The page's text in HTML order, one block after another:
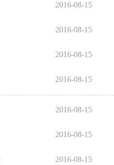
2016-08-15
2016-08-15
2016-08-15
2016-08-15
2016-08-15
2016-08-15
2016-08-15